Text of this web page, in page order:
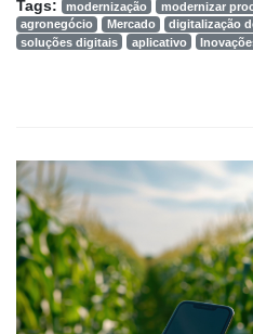
Tags: modernização
modernizar
agronegócio
Mercado
digitalização
soluções digitais
aplicativo